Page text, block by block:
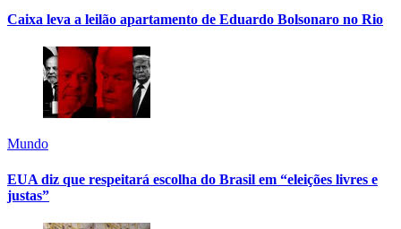
Caixa leva a leilão apartamento de Eduardo Bolsonaro no Rio
Mundo
EUA diz que respeitará escolha do Brasil em “eleições livres e
justas”